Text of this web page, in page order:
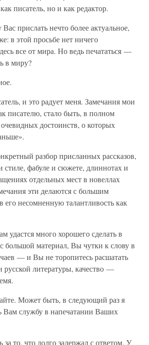
писатель, но и как редактор.
прислать нечто более актуальное,
в этой просьбе нет ничего
все от мира. Но ведь печататься —
в миру?
и это радует меня. Замечания мои
писателю, стало быть, в полном
достоинств, о которых
разбор присланных рассказов,
стиле, фабуле и сюжете, длиннотах и
отдельных мест в новеллах
эти делаются с большим
несомненную талантливость как
удастся много хорошего сделать в
большой материал, Вы чутки к слову в
— и Вы не торопитесь расшатать
русской литературы, качество —
Может быть, в следующий раз я
Вам службу в напечатании Ваших
за то, что долго задержал с ответом. У